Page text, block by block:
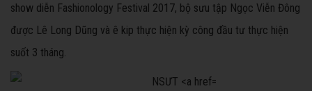
show diễn Fashionology Festival 2017, bộ sưu tập Ngọc Viễn Đông
được Lê Long Dũng và ê kip thực hiện kỳ công đầu tư thực hiện
suốt 3 tháng.